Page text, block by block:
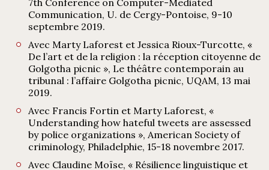
Communication, U. de Cergy-Pontoise, 9-10
septembre 2019.
Avec Marty Laforest et Jessica Rioux-Turcotte, «
De l’art et de la religion : la réception citoyenne de
Golgotha picnic », Le théâtre contemporain au
tribunal : l’affaire Golgotha picnic, UQAM, 13 mai
2019.
Avec Francis Fortin et Marty Laforest, «
Understanding how hateful tweets are assessed
by police organizations », American Society of
criminology, Philadelphie, 15-18 novembre 2017.
Avec Claudine Moïse, « Résilience linguistique et